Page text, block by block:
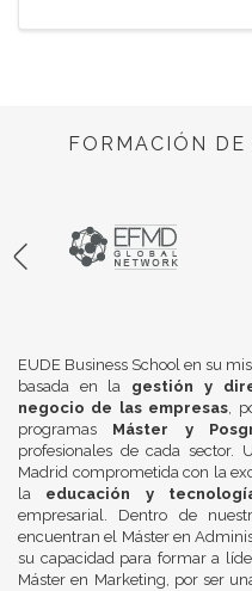
FORMACIÓN
EUDE Business School en su
basada en la gestión y
negocio de las empresas,
programas Máster y
profesionales de cada sector.
Madrid comprometida con la
la educación y
empresarial. Dentro de
encuentran el Máster en
su capacidad para formar a
Máster en Marketing, por ser